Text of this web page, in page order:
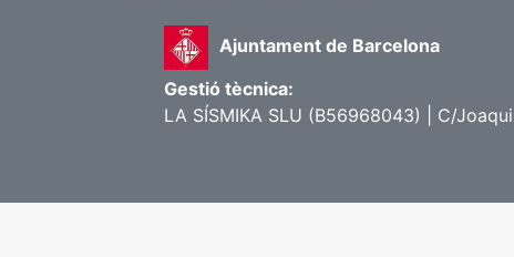
Ajuntament de Barcelona
Gestió tècnica:
LA SÍSMIKA SLU (B56968043) | C/